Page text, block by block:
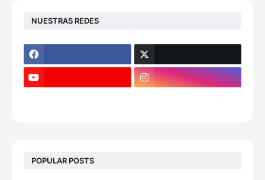
NUESTRAS REDES
POPULAR POSTS